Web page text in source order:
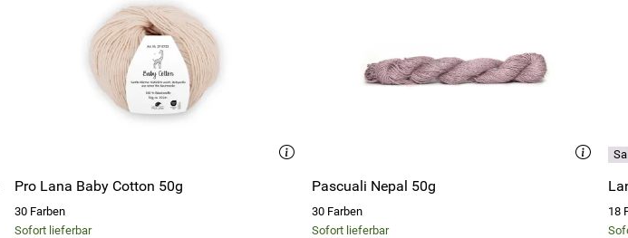
Pro Lana Baby Cotton 50g
30 Farben
Sofort lieferbar
Pascuali Nepal 50g
30 Farben
Sofort lieferbar
18